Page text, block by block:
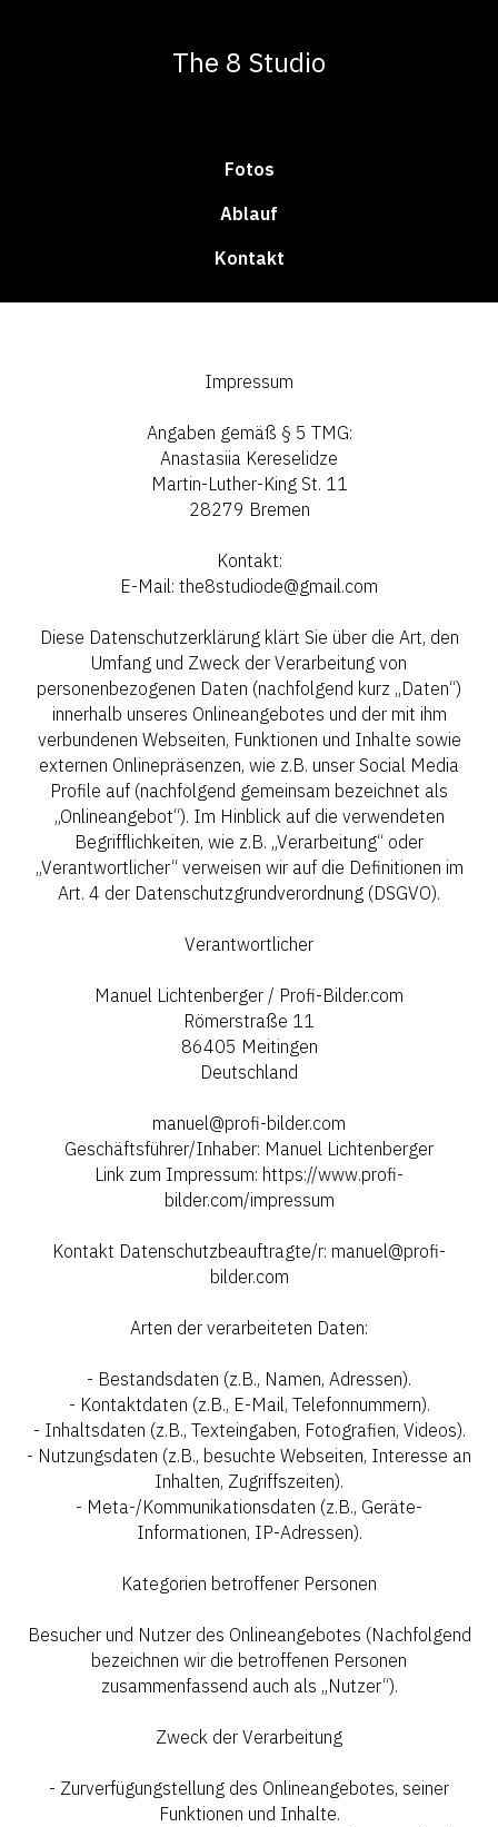
The 8 Studio
Fotos
Ablauf
Kontakt
Impressum
Angaben gemäß § 5 TMG:
Anastasiia Kereselidze
Martin-Luther-King St. 11
28279 Bremen
Kontakt:
E-Mail: the8studiode@gmail.com
Diese Datenschutzerklärung klärt Sie über die Art, den
Umfang und Zweck der Verarbeitung von
personenbezogenen Daten (nachfolgend kurz „Daten“)
innerhalb unseres Onlineangebotes und der mit ihm
verbundenen Webseiten, Funktionen und Inhalte sowie
externen Onlinepräsenzen, wie z.B. unser Social Media
Profile auf (nachfolgend gemeinsam bezeichnet als
„Onlineangebot“). Im Hinblick auf die verwendeten
Begrifflichkeiten, wie z.B. „Verarbeitung“ oder
„Verantwortlicher“ verweisen wir auf die Definitionen im
Art. 4 der Datenschutzgrundverordnung (DSGVO).
Verantwortlicher
Manuel Lichtenberger / Profi-Bilder.com
Römerstraße 11
86405 Meitingen
Deutschland
manuel@profi-bilder.com
Geschäftsführer/Inhaber: Manuel Lichtenberger
Link zum Impressum: https://www.profi-
bilder.com/impressum
Kontakt Datenschutzbeauftragte/r: manuel@profi-
bilder.com
Arten der verarbeiteten Daten:
- Bestandsdaten (z.B., Namen, Adressen).
- Kontaktdaten (z.B., E-Mail, Telefonnummern).
- Inhaltsdaten (z.B., Texteingaben, Fotografien, Videos).
- Nutzungsdaten (z.B., besuchte Webseiten, Interesse an
Inhalten, Zugriffszeiten).
- Meta-/Kommunikationsdaten (z.B., Geräte-
Informationen, IP-Adressen).
Kategorien betroffener Personen
Besucher und Nutzer des Onlineangebotes (Nachfolgend
bezeichnen wir die betroffenen Personen
zusammenfassend auch als „Nutzer“).
Zweck der Verarbeitung
- Zurverfügungstellung des Onlineangebotes, seiner
Funktionen und Inhalte.